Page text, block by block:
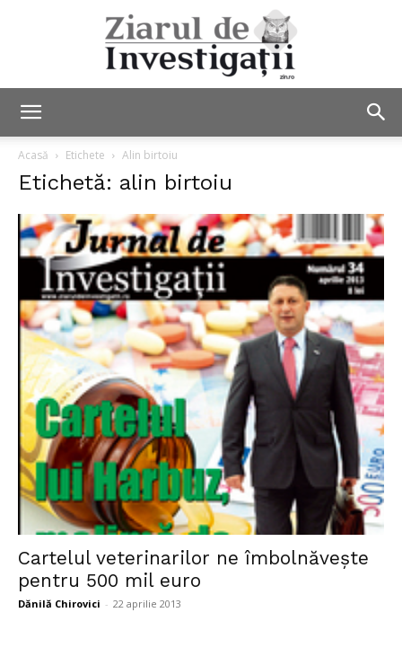
Investigații
Acasă Etichete Alin birtoiu
Etichetă: alin birtoiu
Cartelul veterinarilor ne îmbolnăveşte
pentru 500 mil euro
Dănilă Chirovici - 22 aprilie 2013